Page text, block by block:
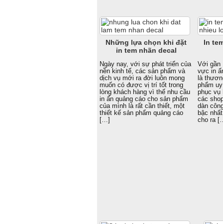
Những lựa chọn khi đặt
in tem nhãn decal
Ngày nay, với sự phát triển của
nền kinh tế, các sản phẩm và
dịch vụ mới ra đời luôn mong
muốn có được vị trí tốt trong
lòng khách hàng vì thế nhu cầu
in ấn quảng cáo cho sản phẩm
của mình là rất cần thiết, một
thiết kế sản phẩm quảng cáo
[…]
In
Với gần
vực in
là
phẩm
phục vụ
các
dàn
bậc
cho ra